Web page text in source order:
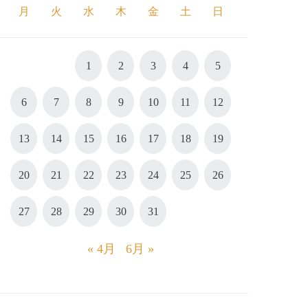
月 火 水 木 金 土 日
1 2 3 4 5
6 7 8 9 10 11 12
13 14 15 16 17 18 19
20 21 22 23 24 25 26
27 28 29 30 31
« 4月 6月 »